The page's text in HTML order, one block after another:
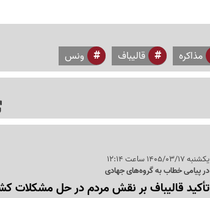
مذاکره قالیباف ونس
یکشنبه 1405/03/17 ساعت 12:14
در پیامی خطاب به گروه‌های جهادی
تأکید قالیباف بر نقش مردم در حل مشکلات